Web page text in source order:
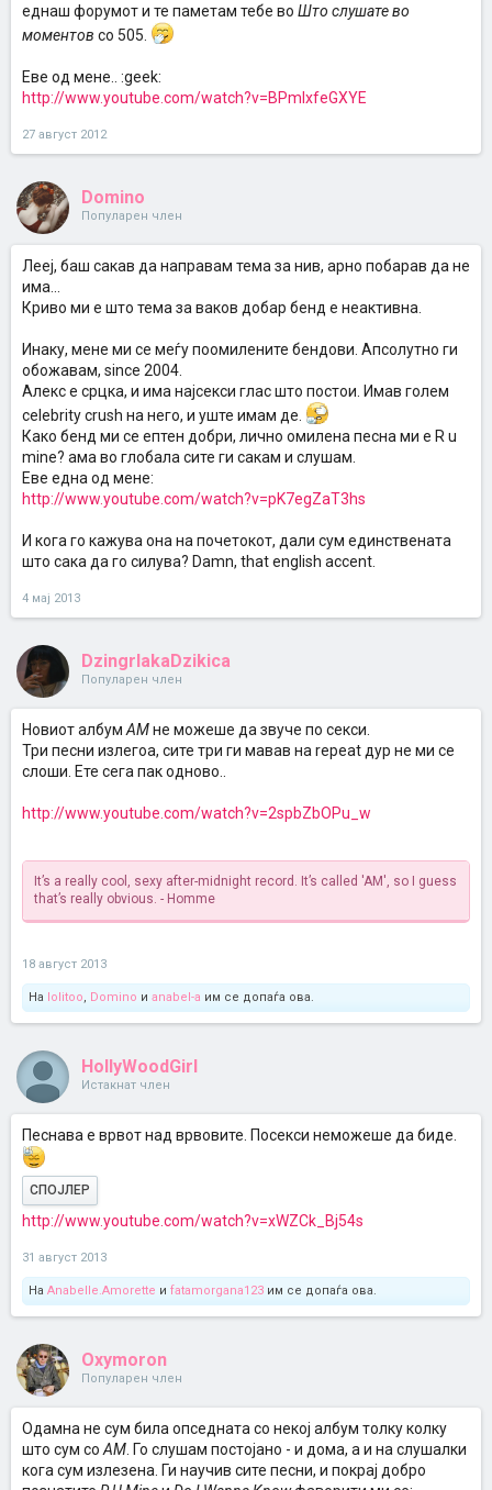
еднаш форумот и те паметам тебе во Што слушате во
моментов со 505.
Еве од мене.. :geek:
http://www.youtube.com/watch?v=BPmlxfeGXYE
27 август 2012
Domino
Популарен член
Лееј, баш сакав да направам тема за нив, арно побарав да не
има...
Криво ми е што тема за ваков добар бенд е неактивна.
Инаку, мене ми се меѓу поомилените бендови. Апсолутно ги
обожавам, since 2004.
Алекс е срцка, и има најсекси глас што постои. Имав голем
celebrity crush на него, и уште имам де.
Како бенд ми се ептен добри, лично омилена песна ми е R u
mine? ама во глобала сите ги сакам и слушам.
Eве една од мене:
http://www.youtube.com/watch?v=pK7egZaT3hs
И кога го кажува она на почетокот, дали сум единствената
што сака да го силува? Damn, that english accent.
4 мај 2013
DzingrlakaDzikica
Популарен член
Новиот албум AMне можеше да звуче по секси.
Три песни излегоа, сите три ги мавав на repeat дур не ми се
слоши. Ете сега пак одново..
http://www.youtube.com/watch?v=2spbZbOPu_w
It’s a really cool, sexy after-midnight record. It’s called 'AM', so I guess
that’s really obvious. - Homme
18 август 2013
На lolitoo, Domino и anabel-a им се допаѓа ова.
HollyWoodGirl
Истакнат член
Песнава е врвот над врвовите. Посекси неможеше да биде.
СПОЈЛЕР
http://www.youtube.com/watch?v=xWZCk_Bj54s
31 август 2013
На Anabelle.Amorette и fatamorgana123 им се допаѓа ова.
Oxymoron
Популарен член
Одамна не сум била опседната со некој албум толку колку
што сум со AM . Го слушам постојано - и дома, а и на слушалки
кога сум излезена. Ги научив сите песни, и покрај добро